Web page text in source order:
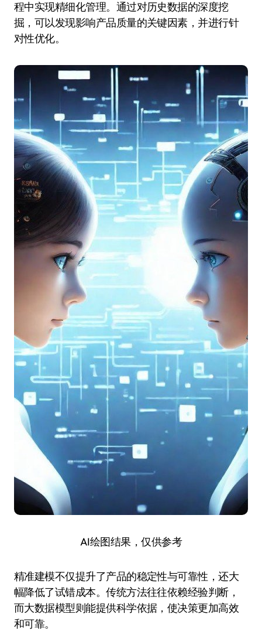
程中实现精细化管理。通过对历史数据的深度挖
掘，可以发现影响产品质量的关键因素，并进行针
对性优化。
AI绘图结果，仅供参考
精准建模不仅提升了产品的稳定性与可靠性，还大
幅降低了试错成本。传统方法往往依赖经验判断，
而大数据模型则能提供科学依据，使决策更加高效
和可靠。